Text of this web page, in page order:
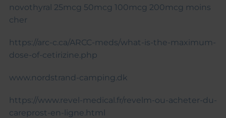
novothyral 25mcg 50mcg 100mcg 200mcg moins
cher
https://arc-c.ca/ARCC-meds/what-is-the-maximum-
dose-of-cetirizine.php
www.nordstrand-camping.dk
https://www.revel-medical.fr/revelm-ou-acheter-du-
careprost-en-ligne.html